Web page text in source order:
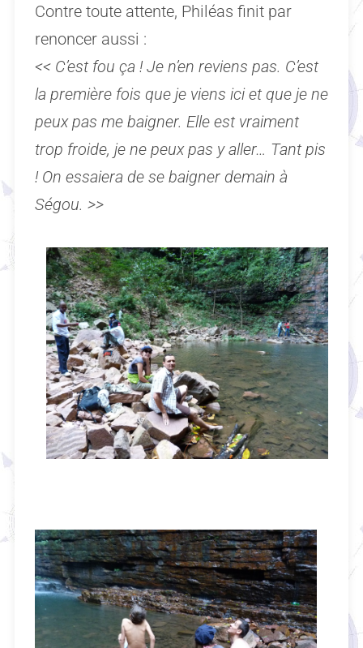
Contre toute attente, Philéas finit par
renoncer aussi :
<< C’est fou ça ! Je n’en reviens pas. C’est
la première fois que je viens ici et que je ne
peux pas me baigner. Elle est vraiment
trop froide, je ne peux pas y aller… Tant pis
! On essaiera de se baigner demain à
Ségou. >>